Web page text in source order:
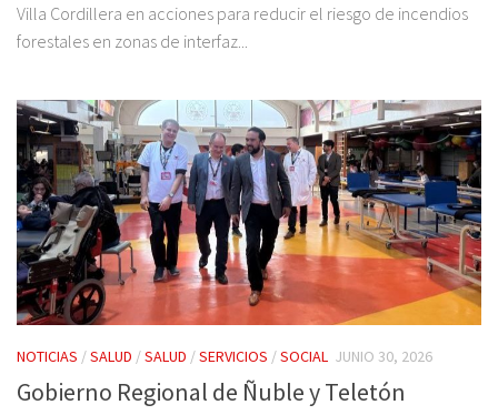
Villa Cordillera en acciones para reducir el riesgo de incendios
forestales en zonas de interfaz...
NOTICIAS /SALUD /SALUD /SERVICIOS /SOCIAL JUNIO 30, 2026
Gobierno Regional de Ñuble y Teletón